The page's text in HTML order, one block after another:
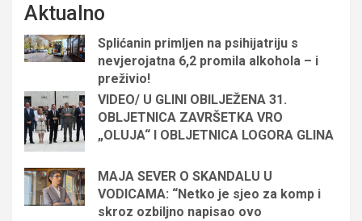
Aktualno
Splićanin primljen na psihijatriju s
nevjerojatna 6,2 promila alkohola – i
preživio!
VIDEO/ U GLINI OBILJEŽENA 31.
OBLJETNICA ZAVRŠETKA VRO
„OLUJA“ I OBLJETNICA LOGORA GLINA
MAJA SEVER O SKANDALU U
VODICAMA: “Netko je sjeo za komp i
skroz ozbiljno napisao ovo